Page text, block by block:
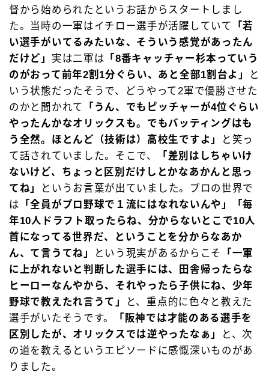
督から始められたというお話からスタートしまし
た。当時の一軍はイチロー選手が活躍していて
「若
い選手がいてるみたいな、そういう感覚があったん
だけど」 実は二軍は 「8番キャッチャー杉本っていう
のがおって前年2割1分ぐらい、あと全部1割台よ」
と
いう状態だったそうで、どうやって2軍で優勝させた
のかと聞かれて
「うん、でもピッチャーが4位ぐらい
やったんかなオリックスも。でもバッティングはも
う全然。ほとんど（技術は）高校生ですよ」
と笑っ
て話されていました。そこで、
「差別はしちゃいけ
ないけど、ちょっと区別だけしとかなあかんと思っ
てね」
というお言葉が出ていました。プロの世界で
は 「全員がプロ野球で１流にはなれないんや」「毎
年10人ドラフト取ったらね、分からないとこで10人
首になってる世界だ、ということを分からなあか
ん、て言うてね」
という現実があるからこそ
「一軍
に上がれないと判断した選手には、田舎帰ったらな
ヒーローなんやから、それやったら子供にね、少年
野球で教えたれ言うて」
と、重点的に色々と教えた
選手がいたそうです。
「阪神では才能のある選手を
区別したが、オリックスでは逆やったなぁ」
と、次
の道を教えるというエピソードに感慨深いものがあ
りました。